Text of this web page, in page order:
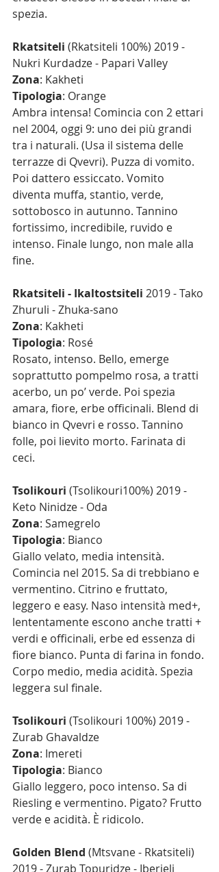
spezia.
Rkatsiteli (Rkatsiteli 100%) 2019 -
Nukri Kurdadze - Papari Valley
Zona: Kakheti
Tipologia: Orange
Ambra intensa! Comincia con 2 ettari
nel 2004, oggi 9: uno dei più grandi
tra i naturali. (Usa il sistema delle
terrazze di Qvevri). Puzza di vomito.
Poi dattero essiccato. Vomito
diventa muffa, stantio, verde,
sottobosco in autunno. Tannino
fortissimo, incredibile, ruvido e
intenso. Finale lungo, non male alla
fine.
Rkatsiteli - Ikaltostsiteli 2019 - Tako
Zhuruli - Zhuka-sano
Zona: Kakheti
Tipologia: Rosé
Rosato, intenso. Bello, emerge
soprattutto pompelmo rosa, a tratti
acerbo, un po’ verde. Poi spezia
amara, fiore, erbe officinali. Blend di
bianco in Qvevri e rosso. Tannino
folle, poi lievito morto. Farinata di
ceci.
Tsolikouri (Tsolikouri100%) 2019 -
Keto Ninidze - Oda
Zona: Samegrelo
Tipologia: Bianco
Giallo velato, media intensità.
Comincia nel 2015. Sa di trebbiano e
vermentino. Citrino e fruttato,
leggero e easy. Naso intensità med+,
lententamente escono anche tratti +
verdi e officinali, erbe ed essenza di
fiore bianco. Punta di farina in fondo.
Corpo medio, media acidità. Spezia
leggera sul finale.
Tsolikouri (Tsolikouri 100%) 2019 -
Zurab Ghavaldze
Zona: Imereti
Tipologia: Bianco
Giallo leggero, poco intenso. Sa di
Riesling e vermentino. Pigato? Frutto
verde e acidità. È ridicolo.
Golden Blend (Mtsvane - Rkatsiteli)
2019 - Zurab Topuridze - Iberieli